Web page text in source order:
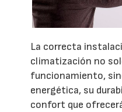
La correcta
climatización no
funcionamiento,
energética, su
confort que